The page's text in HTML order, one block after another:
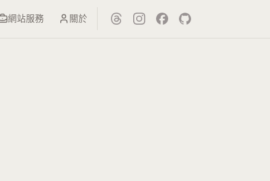
網站服務 關於